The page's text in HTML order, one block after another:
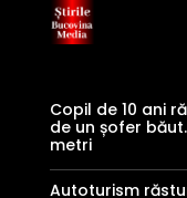
Copil de 10 ani
de un șofer
metri
Autoturism